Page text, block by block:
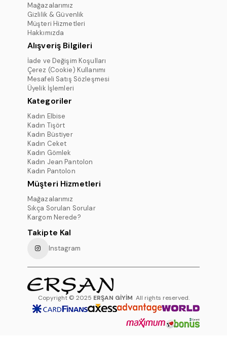
Mağazalarımız
Gizlilik & Güvenlik
Müşteri Hizmetleri
Hakkımızda
Alışveriş Bilgileri
İade ve Değişim Koşulları
Çerez (Cookie) Kullanımı
Mesafeli Satış Sözleşmesi
Üyelik İşlemleri
Kategoriler
Kadın Elbise
Kadın Tişört
Kadın Büstiyer
Kadın Ceket
Kadın Gömlek
Kadın Jean Pantolon
Kadın Pantolon
Müşteri Hizmetleri
Mağazalarımız
Sıkça Sorulan Sorular
Kargom Nerede?
Takipte Kal
Instagram
Copyright © 2025 ERŞAN GİYİM All rights reserved.